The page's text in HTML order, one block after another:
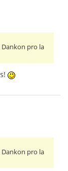
pro la
pro la